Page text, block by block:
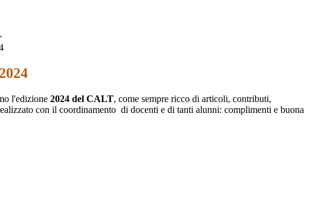
l'edizione 2024 del CALT, come sempre ricco di articoli, contributi,
con il coordinamento di docenti e di tanti alunni: complimenti e buona